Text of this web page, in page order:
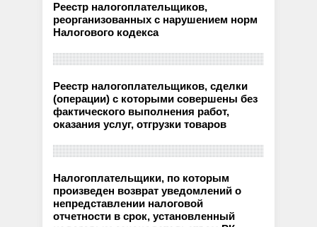
Реестр налогоплательщиков,
реорганизованных с нарушением норм
Налогового кодекса
Реестр налогоплательщиков, сделки
(операции) с которыми совершены без
фактического выполнения работ,
оказания услуг, отгрузки товаров
Налогоплательщики, по которым
произведен возврат уведомлений о
непредставлении налоговой
отчетности в срок, установленный